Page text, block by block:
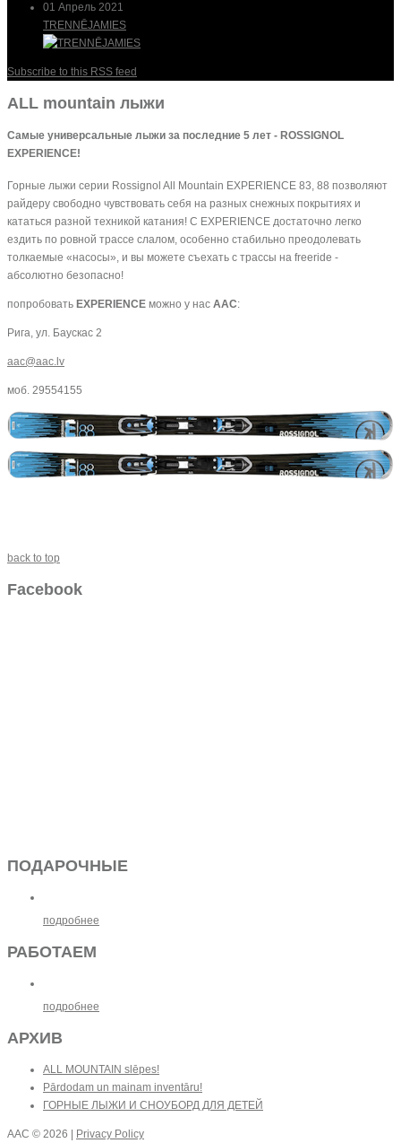
01 Апрель 2021
TRENNĒJAMIES
Subscribe to this RSS feed
ALL mountain лыжи
Самые универсальные лыжи за последние 5 лет - ROSSIGNOL
EXPERIENCE!
Горные лыжи серии Rossignol All Mountain EXPERIENCE 83, 88 позволяют
райдеру свободно чувствовать себя на разных снежных покрытиях и
кататься разной техникой катания! С EXPERIENCE достаточно легко
ездить по ровной трассе слалом, особенно стабильно преодолевать
толкаемые «насосы», и вы можете съехать с трассы на freeride -
абсолютно безопасно!
попробовать EXPERIENCE можно у нас AAC:
Рига, ул. Баускас 2
aac@aac.lv
моб. 29554155
back to top
Facebook
ПОДАРОЧНЫЕ
подробнее
РАБОТАЕМ
подробнее
АРХИВ
ALL MOUNTAIN slēpes!
Pārdodam un mainam inventāru!
ГОРНЫЕ ЛЫЖИ И СНОУБОРД ДЛЯ ДЕТЕЙ
AAC © 2026 | Privacy Policy